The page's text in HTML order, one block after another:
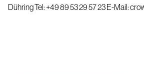
DühringTel: +49 89 53 29 57 23E-Mail: